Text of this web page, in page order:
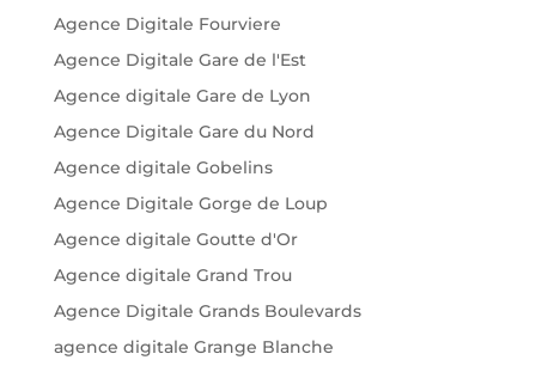
Agence Digitale Fourviere
Agence Digitale Gare de l'Est
Agence digitale Gare de Lyon
Agence Digitale Gare du Nord
Agence digitale Gobelins
Agence Digitale Gorge de Loup
Agence digitale Goutte d'Or
Agence digitale Grand Trou
Agence Digitale Grands Boulevards
agence digitale Grange Blanche